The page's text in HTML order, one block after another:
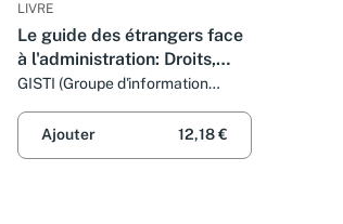
LIVRE
Le guide des étrangers face
à l'administration: Droits,
démarches, recours
GISTI (Groupe d'information
Ajouter
12,18 €